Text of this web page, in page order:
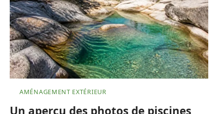
AMÉNAGEMENT EXTÉRIEUR
Un aperçu des photos de piscines